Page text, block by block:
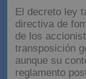
El decreto ley
directiva de
de los
transposición
aunque su
reglamento